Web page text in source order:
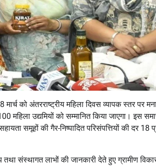
को अंतरराष्ट्रीय महिला दिवस व्यापक स्तर पर
महिला उद्यमियों को सम्मानित किया जाएगा। इस
समूहों की गैर-निष्पादित परिसंपत्तियों की दर 18
संस्थागत लाभों की जानकारी देते हुए ग्रामीण